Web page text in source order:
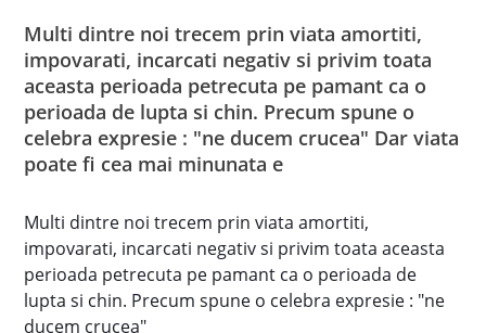
Multi dintre noi trecem prin viata amortiti,
impovarati, incarcati negativ si privim toata
aceasta perioada petrecuta pe pamant ca o
perioada de lupta si chin. Precum spune o
celebra expresie : "ne ducem crucea" Dar viata
poate fi cea mai minunata e
Multi dintre noi trecem prin viata amortiti,
impovarati, incarcati negativ si privim toata aceasta
perioada petrecuta pe pamant ca o perioada de
lupta si chin. Precum spune o celebra expresie : "ne
ducem crucea"